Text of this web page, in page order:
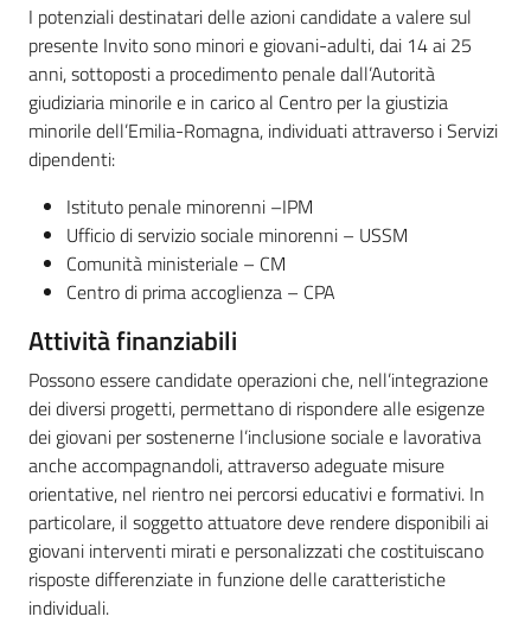
I potenziali destinatari delle azioni candidate a valere sul
presente Invito sono minori e giovani-adulti, dai 14 ai 25
anni, sottoposti a procedimento penale dall’Autorità
giudiziaria minorile e in carico al Centro per la giustizia
minorile dell’Emilia-Romagna, individuati attraverso i Servizi
dipendenti:
Istituto penale minorenni –IPM
Ufficio di servizio sociale minorenni – USSM
Comunità ministeriale – CM
Centro di prima accoglienza – CPA
Attività finanziabili
Possono essere candidate operazioni che, nell’integrazione
dei diversi progetti, permettano di rispondere alle esigenze
dei giovani per sostenerne l’inclusione sociale e lavorativa
anche accompagnandoli, attraverso adeguate misure
orientative, nel rientro nei percorsi educativi e formativi. In
particolare, il soggetto attuatore deve rendere disponibili ai
giovani interventi mirati e personalizzati che costituiscano
risposte differenziate in funzione delle caratteristiche
individuali.